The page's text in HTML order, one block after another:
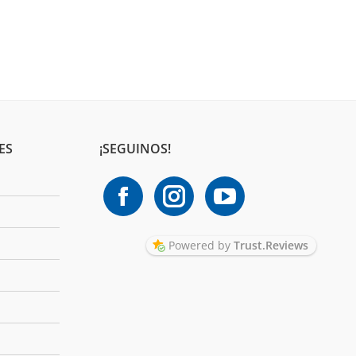
¡SEGUINOS!
Powered by Trust.Reviews